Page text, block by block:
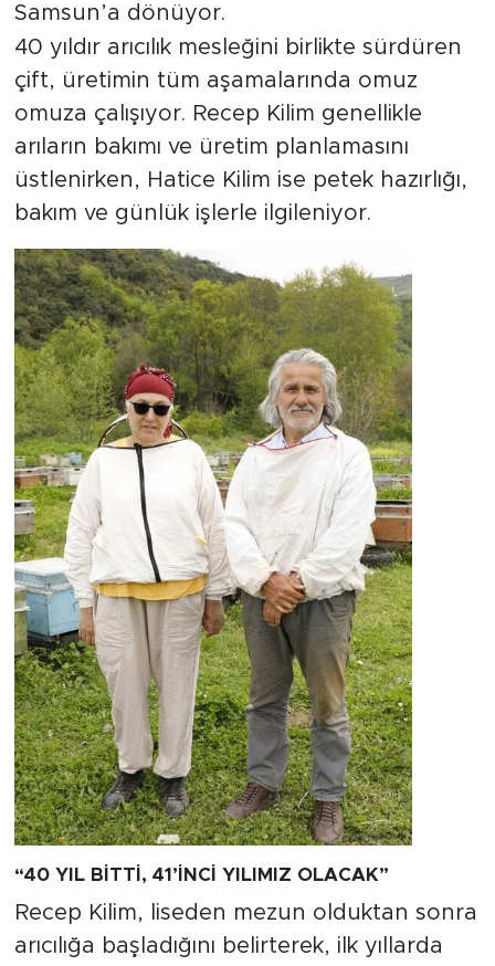
Samsun’a dönüyor.
40 yıldır arıcılık mesleğini birlikte sürdüren
çift, üretimin tüm aşamalarında omuz
omuza çalışıyor. Recep Kilim genellikle
arıların bakımı ve üretim planlamasını
üstlenirken, Hatice Kilim ise petek hazırlığı,
bakım ve günlük işlerle ilgileniyor.
“40 YIL BİTTİ, 41’İNCİ YILIMIZ OLACAK”
Recep Kilim, liseden mezun olduktan sonra
arıcılığa başladığını belirterek, ilk yıllarda